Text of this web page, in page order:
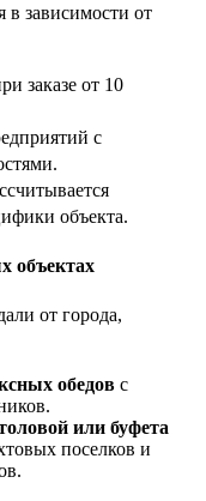
зависимости от
заказе от 10
с
объекта.
объектах
от города,
обедов с
или буфета
поселков и